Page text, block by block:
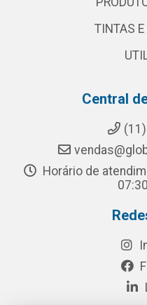
TINTAS E
Central
Horário de